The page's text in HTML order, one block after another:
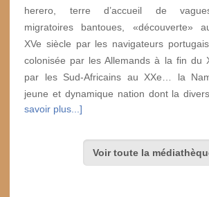
herero, terre d’accueil de
migratoires bantoues, «découverte»
XVe siècle par les navigateurs portugais,
colonisée par les Allemands à la fin du
par les Sud-Africains au XXe… la
jeune et dynamique nation dont la
savoir plus...]
Voir toute la